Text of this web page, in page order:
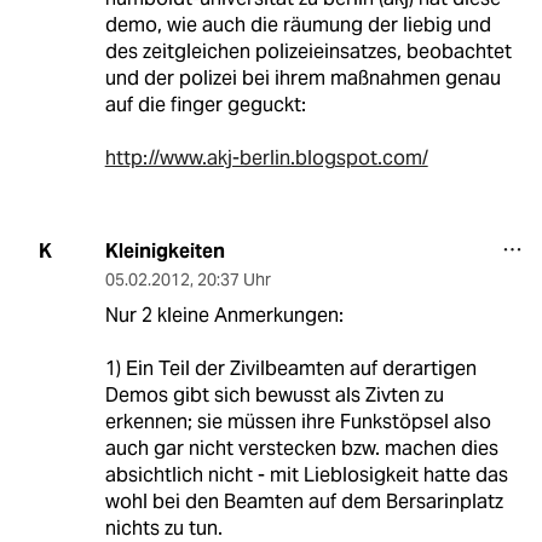
demo, wie auch die räumung der liebig und
des zeitgleichen polizeieinsatzes, beobachtet
und der polizei bei ihrem maßnahmen genau
auf die finger geguckt:
http://www.akj-berlin.blogspot.com/
K Kleinigkeiten
05.02.2012, 20:37 Uhr
Nur 2 kleine Anmerkungen:
1) Ein Teil der Zivilbeamten auf derartigen
Demos gibt sich bewusst als Zivten zu
erkennen; sie müssen ihre Funkstöpsel also
auch gar nicht verstecken bzw. machen dies
absichtlich nicht - mit Lieblosigkeit hatte das
wohl bei den Beamten auf dem Bersarinplatz
nichts zu tun.